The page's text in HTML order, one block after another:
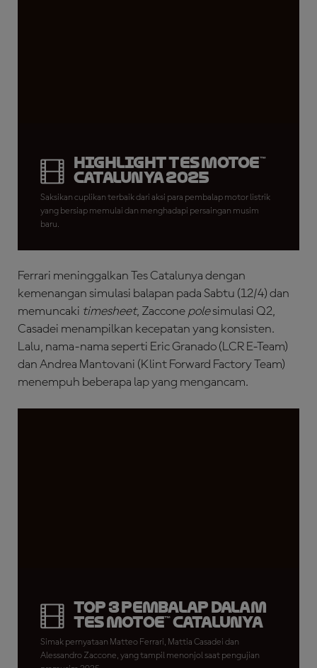
Highlight Tes MotoE™
Catalunya 2025
Saksikan cuplikan terbaik dari aksi para pembalap motor listrik
yang bersiap memulai dan menghadapi persaingan musim
baru.
Ferrari meninggalkan Tes Catalunya dengan
kemenangan simulasi balapan pada Sabtu (12/4) dan
memuncaki timesheet, Zaccone polesimulasi Q2,
Casadei menampilkan kecepatan yang konsisten.
Lalu, nama-nama seperti Eric Granado (LCR E-Team)
dan Andrea Mantovani (Klint Forward Factory Team)
menempuh beberapa lap yang mengancam.
Top 3 Pembalap dalam
Tes MotoE™ Catalunya
Simak pernyataan Matteo Ferrari, Mattia Casadei dan
Alessandro Zaccone, yang tampil menonjol saat pengujian